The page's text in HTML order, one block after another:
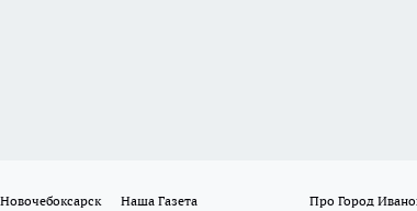
Наша Газета Про Город